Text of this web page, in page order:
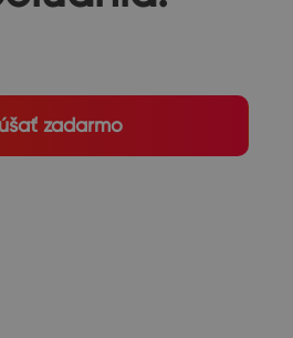
zadarmo